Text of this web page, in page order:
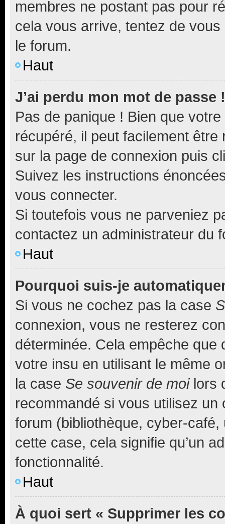
membres ne postant pas pour
cela vous arrive, tentez de
le forum.
Haut
J’ai perdu mon mot de passe !
Pas de panique ! Bien que
récupéré, il peut facilement
sur la page de connexion puis
Suivez les instructions
vous connecter.
Si toutefois vous ne parveniez
contactez un administrateur du
Haut
Pourquoi suis-je
Si vous ne cochez pas la case
connexion, vous ne resterez
déterminée. Cela empêche que
votre insu en utilisant le même
la case Se souvenir de moilors
recommandé si vous utilisez
forum (bibliothèque, cyber-
cette case, cela signifie qu’un
fonctionnalité.
Haut
À quoi sert « Supprimer les